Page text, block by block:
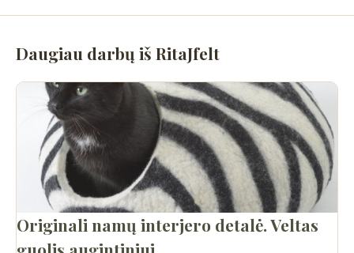
Daugiau darbų iš RitaJfelt
Originali namų interjero detalė. Veltas